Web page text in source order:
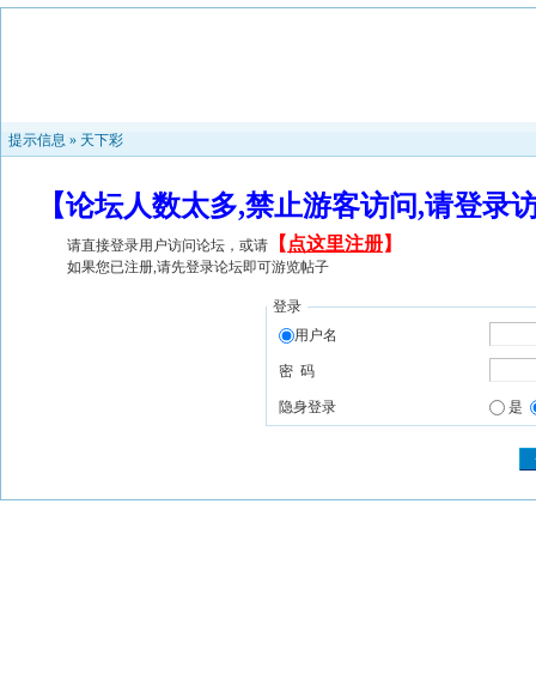
提示信息 » 天下彩
【论坛人数太多,禁止游客访问,请登
请直接登录用户访问论坛，或请 【 点这里注册】
如果您已注册,请先登录论坛即可游览帖子
登录
用户名
密 码
隐身登录 是